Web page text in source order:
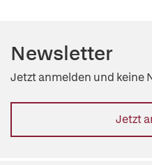
Newsletter
Jetzt anmelden und keine
Jetzt